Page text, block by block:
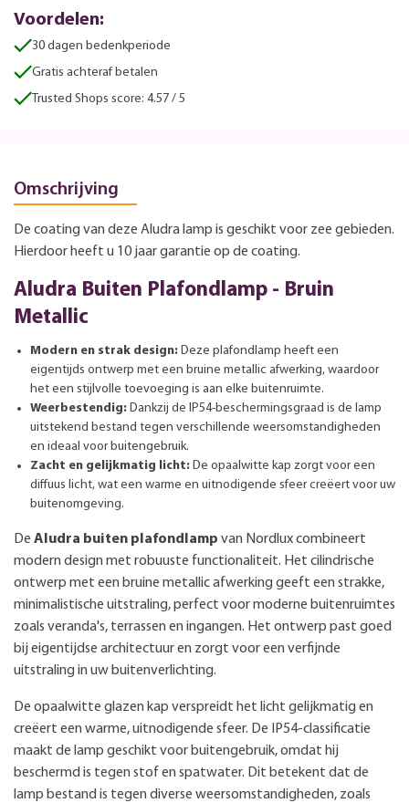
Voordelen:
30 dagen bedenkperiode
Gratis achteraf betalen
Trusted Shops score: 4.57 / 5
Omschrijving
De coating van deze Aludra lamp is geschikt voor zee gebieden.
Hierdoor heeft u 10 jaar garantie op de coating.
Aludra Buiten Plafondlamp - Bruin
Metallic
Modern en strak design: Deze plafondlamp heeft een
eigentijds ontwerp met een bruine metallic afwerking, waardoor
het een stijlvolle toevoeging is aan elke buitenruimte.
Weerbestendig: Dankzij de IP54-beschermingsgraad is de lamp
uitstekend bestand tegen verschillende weersomstandigheden
en ideaal voor buitengebruik.
Zacht en gelijkmatig licht: De opaalwitte kap zorgt voor een
diffuus licht, wat een warme en uitnodigende sfeer creëert voor uw
buitenomgeving.
De Aludra buiten plafondlamp van Nordlux combineert
modern design met robuuste functionaliteit. Het cilindrische
ontwerp met een bruine metallic afwerking geeft een strakke,
minimalistische uitstraling, perfect voor moderne buitenruimtes
zoals veranda's, terrassen en ingangen. Het ontwerp past goed
bij eigentijdse architectuur en zorgt voor een verfijnde
uitstraling in uw buitenverlichting.
De opaalwitte glazen kap verspreidt het licht gelijkmatig en
creëert een warme, uitnodigende sfeer. De IP54-classificatie
maakt de lamp geschikt voor buitengebruik, omdat hij
beschermd is tegen stof en spatwater. Dit betekent dat de
lamp bestand is tegen diverse weersomstandigheden, zoals